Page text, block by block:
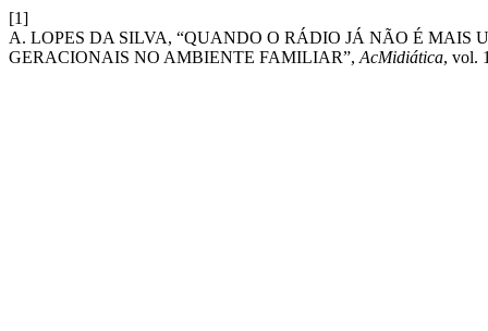
[1]
A. LOPES DA SILVA, “QUANDO O RÁDIO JÁ NÃO É MAIS
GERACIONAIS NO AMBIENTE FAMILIAR”, AcMidiática, vol.